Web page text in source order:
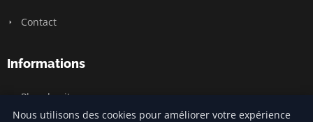
Contact
Informations
Plan du site
Nous utilisons des cookies pour améliorer votre expérience